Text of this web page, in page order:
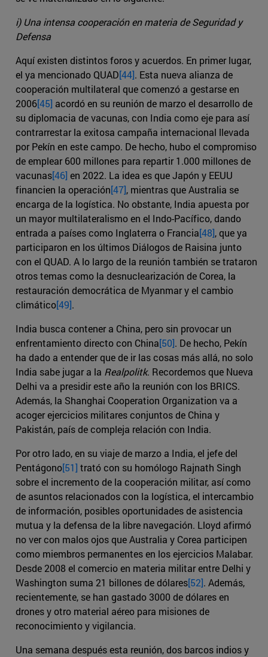
i) Una intensa cooperación en materia de Seguridad y
Defensa
Aquí existen distintos foros y acuerdos. En primer lugar,
el ya mencionado QUAD[44]. Esta nueva alianza de
cooperación multilateral que comenzó a gestarse en
2006[45] acordó en su reunión de marzo el desarrollo de
su diplomacia de vacunas, con India como eje para así
contrarrestar la exitosa campaña internacional llevada
por Pekín en este campo. De hecho, hubo el compromiso
de emplear 600 millones para repartir 1.000 millones de
vacunas[46] en 2022. La idea es que Japón y EEUU
financien la operación[47], mientras que Australia se
encarga de la logística. No obstante, India apuesta por
un mayor multilateralismo en el Indo-Pacífico, dando
entrada a países como Inglaterra o Francia[48], que ya
participaron en los últimos Diálogos de Raisina junto
con el QUAD. A lo largo de la reunión también se trataron
otros temas como la desnuclearización de Corea, la
restauración democrática de Myanmar y el cambio
climático[49].
India busca contener a China, pero sin provocar un
enfrentamiento directo con China[50]. De hecho, Pekín
ha dado a entender que de ir las cosas más allá, no solo
India sabe jugar a la Realpolitk. Recordemos que Nueva
Delhi va a presidir este año la reunión con los BRICS.
Además, la Shanghai Cooperation Organization va a
acoger ejercicios militares conjuntos de China y
Pakistán, país de compleja relación con India.
Por otro lado, en su viaje de marzo a India, el jefe del
Pentágono[51] trató con su homólogo Rajnath Singh
sobre el incremento de la cooperación militar, así como
de asuntos relacionados con la logística, el intercambio
de información, posibles oportunidades de asistencia
mutua y la defensa de la libre navegación. Lloyd afirmó
no ver con malos ojos que Australia y Corea participen
como miembros permanentes en los ejercicios Malabar.
Desde 2008 el comercio en materia militar entre Delhi y
Washington suma 21 billones de dólares[52]. Además,
recientemente, se han gastado 3000 de dólares en
drones y otro material aéreo para misiones de
reconocimiento y vigilancia.
Una semana después esta reunión, dos barcos indios y